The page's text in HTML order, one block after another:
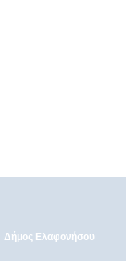
Δήμος Ελαφονήσου